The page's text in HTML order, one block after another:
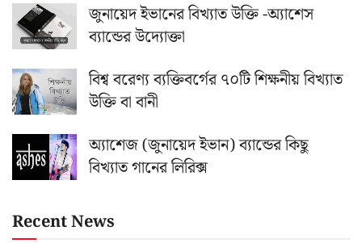
জুনায়েদ ইভানের বিখ্যাত উক্তি -অ্যাশেস
ব্যান্ডের উদ্যোক্তা
বিশ্ব বরেণ্য ব্যক্তিবর্গের ৭০টি শিক্ষনীয় বিখ্যাত
উক্তি বা বানী
অ্যাশেজ (জুনায়েদ ইভান) ব্যান্ডের কিছু
বিখ্যাত গানের লিরিক্স
Recent News